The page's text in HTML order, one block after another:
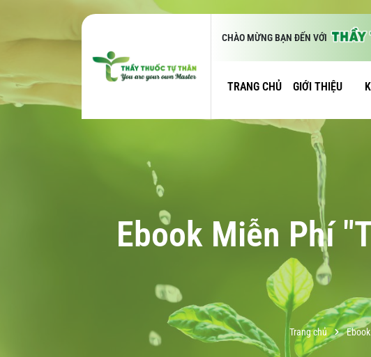
CHÀO MỪNG BẠN ĐẾN VỚI
TRANG CHỦ GIỚI THIỆU
Ebook Miễn Phí
Trang chủ